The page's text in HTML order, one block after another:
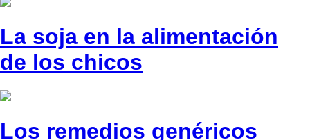
La soja en la alimentación
de los chicos
Los remedios genéricos